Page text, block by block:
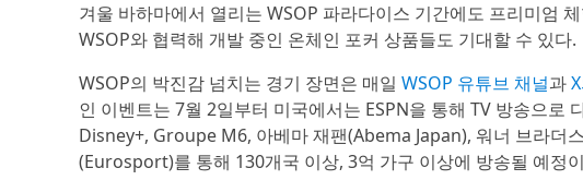
겨울 바하마에서 열리는 WSOP 파라다이스 기간에도 프리미엄
WSOP와 협력해 개발 중인 온체인 포커 상품들도 기대할 수 있다.
WSOP의 박진감 넘치는 경기 장면은 매일 WSOP 유튜브 채널과
인 이벤트는 7월 2일부터 미국에서는 ESPN을 통해 TV 방송으로
Disney+, Groupe M6, 아베마 재팬(Abema Japan), 워너 브라
(Eurosport)를 통해 130개국 이상, 3억 가구 이상에 방송될 예정